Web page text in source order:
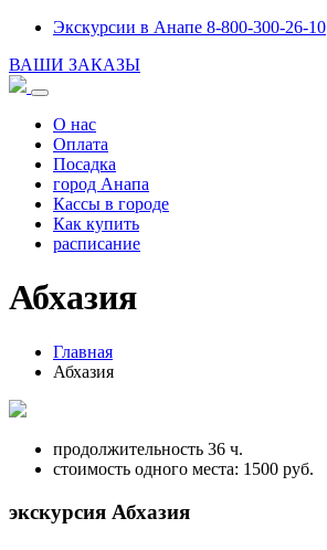
Экскурсии в Анапе 8-800-300-26-10
ВАШИ ЗАКАЗЫ
О нас
Оплата
Посадка
город Анапа
Кассы в городе
Как купить
расписание
Абхазия
Главная
Абхазия
продолжительность 36 ч.
стоимость одного места: 1500 руб.
экскурсия Абхазия